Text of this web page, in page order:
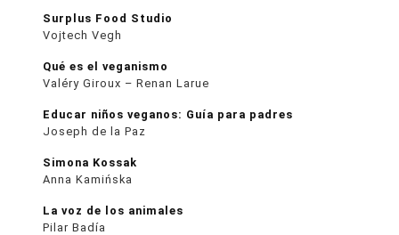
Surplus Food Studio
Vojtech Vegh
Qué es el veganismo
Valéry Giroux – Renan Larue
Educar niños veganos: Guía para padres
Joseph de la Paz
Simona Kossak
Anna Kamińska
La voz de los animales
Pilar Badía